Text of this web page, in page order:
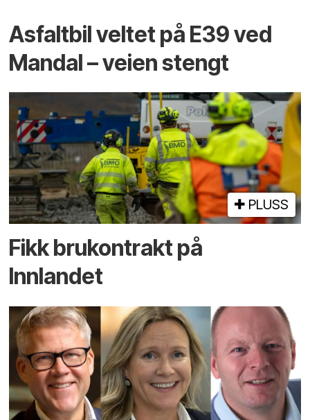
Asfaltbil veltet på E39 ved
Mandal – veien stengt
PLUSS
Fikk brukontrakt på
Innlandet